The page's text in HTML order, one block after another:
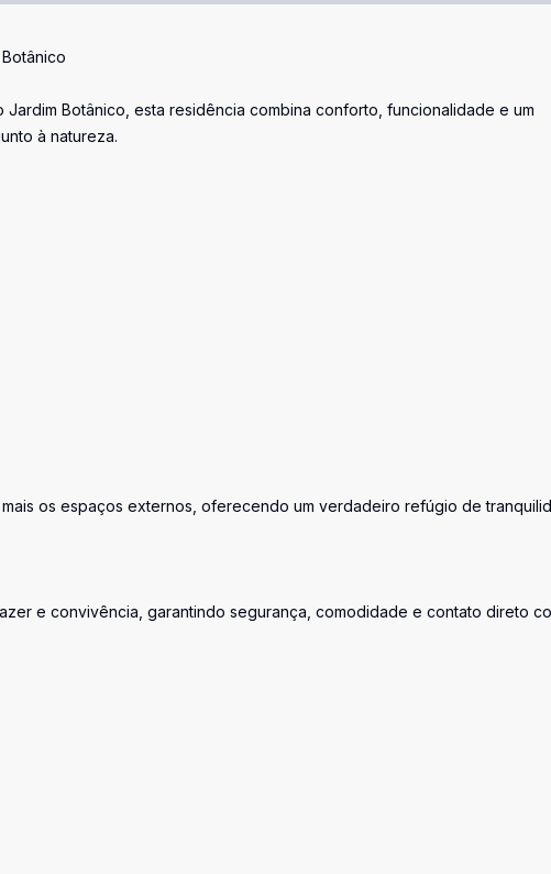
Botânico, esta residência combina conforto, funcionalidade e um
à natureza.
os espaços externos, oferecendo um verdadeiro refúgio de
e convivência, garantindo segurança, comodidade e contato direto